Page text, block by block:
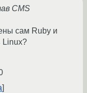
CMS
сам Ruby и
Linux?